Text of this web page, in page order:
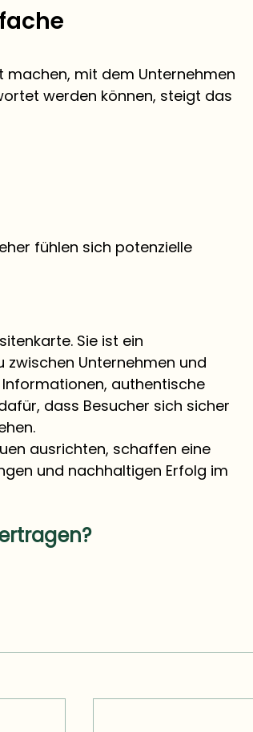
machen, mit dem Unternehmen
werden können, steigt das
fühlen sich potenzielle
Sie ist ein
Unternehmen und
Informationen, authentische
dass Besucher sich sicher
ausrichten, schaffen eine
und nachhaltigen Erfolg im